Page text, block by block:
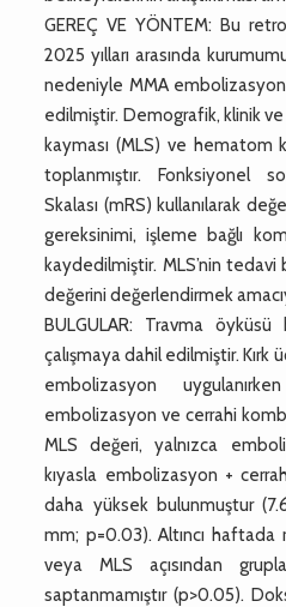
GEREÇ VE YÖNTEM: Bu
2025 yılları arasında
nedeniyle MMA
edilmiştir. Demografik, klinik
kayması (MLS) ve hematom
toplanmıştır. Fonksiyonel
Skalası (mRS) kullanılarak
gereksinimi, işleme bağlı
kaydedilmiştir. MLS’nin tedavi
değerini değerlendirmek
BULGULAR: Travma
çalışmaya dahil edilmiştir. Kırk
embolizasyon
embolizasyon ve cerrahi
MLS değeri, yalnızca
kıyasla embolizasyon +
daha yüksek bulunmuştur
mm; p=0.03). Altıncı haftada
veya MLS açısından
saptanmamıştır (p>0.05).